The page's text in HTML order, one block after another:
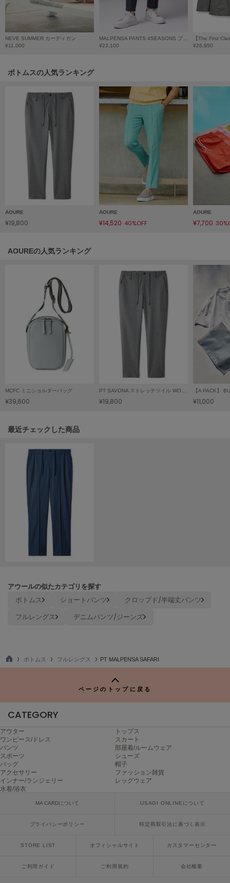
LILY BROWN Lingerie
リリーブラウンランジェリー
LITTLE UNION TOKYO
リトルユニオン トウキョウ
ミチュ コケット
Mila Owen
MOIGE
NEW Balance
ニューバランス
NOWNS
ナウンス
ヌル
Onitsuka Tiger
オニツカ タイガー
PATRICK
poláura
ポローラ
Reebok
リーボック
SALOMON
サロモン
SESAME STREET MARKET
セサミストリートマーケット
NEVE SUMMER カーディガン
¥11,000
¥23,100
¥26,950
ボトムスの人気ランキング
AOURE
¥19,800
AOURE
¥14,520 40%OFF
AOURE
¥7,700
AOUREの人気ランキング
MCFC ミニショルダーバッグ
¥39,600 ¥19,800 ¥11,000
関連記事
最近チェックした商品
アウールの似たカテゴリを探す
ボトムス ショートパンツ
クロップド/半端丈パンツ
フルレングス
デニムパンツ/ジーンズ
TO
ボトムス フルレングス PT MALPENSA SAFARI
ページのトップに戻る
CATEGORY
アウター
トップス
ワンピース/ドレス
スカート
パンツ
部屋着/ルームウェア
スポーツ
シューズ
バッグ
帽子
アクセサリー
ファッション雑貨
インナー/ランジェリー
レッグウェア
水着/浴衣
MA CARDについて USAGI ONLINEについて
プライバシーポリシー 特定商取引法に基づく表示
STORE LIST オフィシャルサイト カスタマーセンター
ご利用ガイド ご利用規約 会社概要